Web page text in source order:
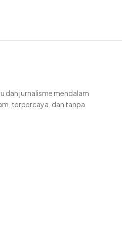
dan jurnalisme mendalam
terpercaya, dan tanpa